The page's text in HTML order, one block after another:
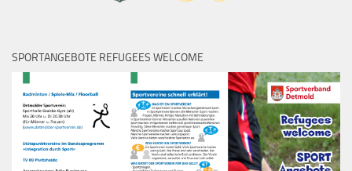
SPORTANGEBOTE REFUGEES WELCOME